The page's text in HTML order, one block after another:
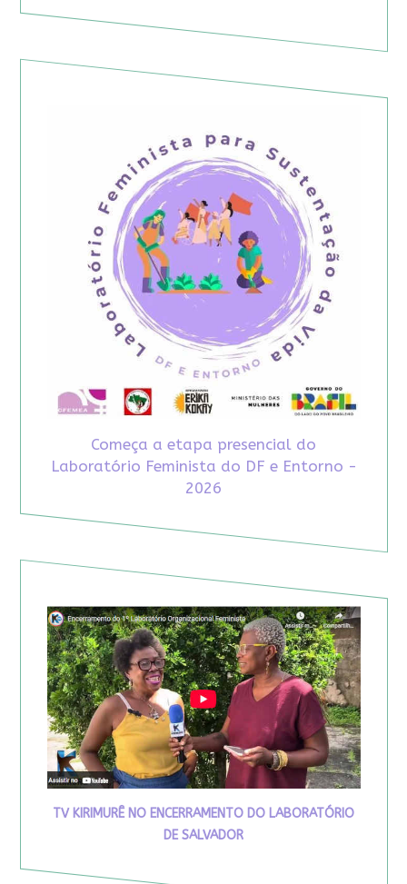
Começa a etapa presencial do
Laboratório Feminista do DF e Entorno -
2026
TV KIRIMURÊ NO ENCERRAMENTO DO LABORATÓRIO
DE SALVADOR